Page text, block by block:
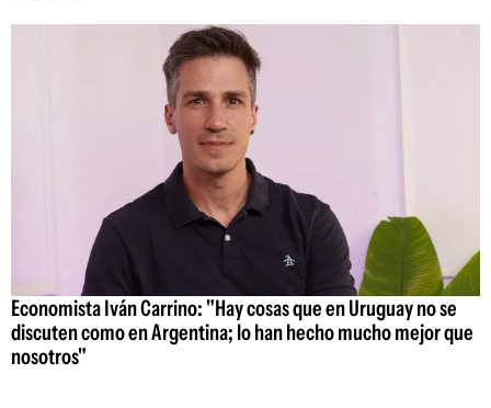
Economista Iván Carrino: "Hay cosas que en Uruguay no se
discuten como en Argentina; lo han hecho mucho mejor que
nosotros"